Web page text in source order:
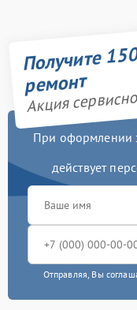
Получите
ремонт
Акция
При оформлении
действует
Отправляя, Вы